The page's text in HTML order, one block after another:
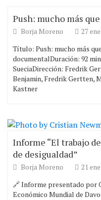
Push: mucho más
Borja Moreno
27
Título: Push: mucho más
documentalDuración: 92
SueciaDirección: Fredrik
Benjamin, Fredrik Gertten,
Kastner
Informe “El trabajo
de desigualdad”
Borja Moreno
21
🔗 Informe presentado por
Económico Mundial de